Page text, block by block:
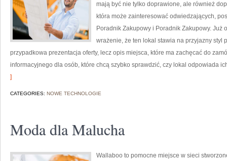
mają być nie tylko doprawione, ale również
która może zainteresować odwiedzających,
Poradnik Zakupowy i Poradnik Zakupowy.
wrażenie, że ten lokal stawia na przyjazny styl
przypadkowa prezentacja oferty, lecz opis miejsca, które ma zachęcać do
informacyjnego dla osób, które chcą szybko sprawdzić, czy lokal odpowiada
]
CATEGORIES: NOWE TECHNOLOGIE
Moda dla Malucha
Wallaboo to pomocne miejsce w sieci